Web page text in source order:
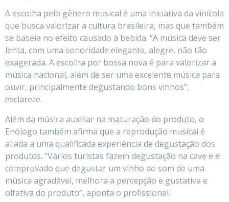
A escolha pelo gênero musical é uma iniciativa da vinícola
que busca valorizar a cultura brasileira, mas que também
se baseia no efeito causado à bebida. “A música deve ser
lenta, com uma sonoridade elegante, alegre, não tão
exagerada. A escolha por bossa nova é para valorizar a
música nacional, além de ser uma excelente música para
ouvir, principalmente degustando bons vinhos”,
esclarece.
Além da música auxiliar na maturação do produto, o
Enólogo também afirma que a reprodução musical é
aliada a uma qualificada experiência de degustação dos
produtos. “Vários turistas fazem degustação na cave e é
comprovado que degustar um vinho ao som de uma
música agradável, melhora a percepção e gustativa e
olfativa do produto”, aponta o profissional.